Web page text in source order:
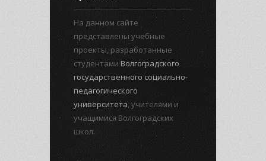
На данном сайте
представлены учебные
проекты, разработанные
студентами Волгоградского
государственного социально-
педагогического
университета, учителями и
учащимися Волгоградских
школ.